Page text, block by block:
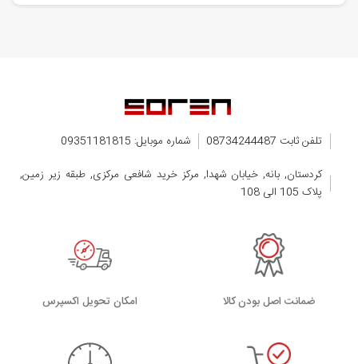
تلفن ثابت 08734244487
شماره موبایل: 09351181815
کردستان, بانه, خیابان شهدا, مرکز خرید شافعی مرکزی, طبقه زیر زمین,
پلاک 105 الی 108
ضمانت اصل بودن کالا اﻣﮑﺎن ﺗﺤﻮﯾﻞ اﮐﺴﭙﺮس